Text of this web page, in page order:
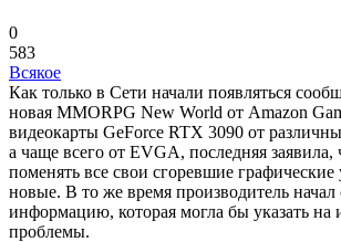
0
583
Всякое
Как только в Сети начали появляться
новая MMORPG New World от Amazon
видеокарты GeForce RTX 3090 от
а чаще всего от EVGA, последняя заявила,
поменять все свои сгоревшие графические
новые. В то же время производитель начал
информацию, которая могла бы указать на
проблемы.